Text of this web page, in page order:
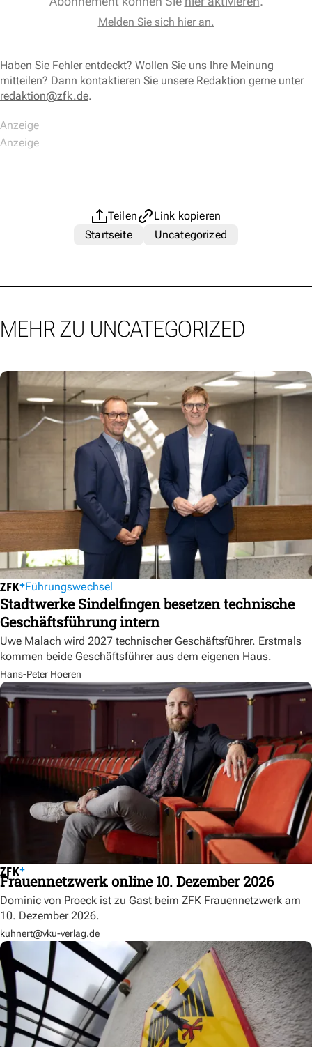
Melden Sie sich hier an.
Haben Sie Fehler entdeckt? Wollen Sie uns Ihre Meinung
mitteilen? Dann kontaktieren Sie unsere Redaktion gerne unter
redaktion@zfk.de.
Teilen
Link kopieren
Startseite
Uncategorized
MEHR ZU UNCATEGORIZED
Führungswechsel
Stadtwerke Sindelfingen besetzen technische
Geschäftsführung intern
Uwe Malach wird 2027 technischer Geschäftsführer. Erstmals
kommen beide Geschäftsführer aus dem eigenen Haus.
Hans-Peter Hoeren
Frauennetzwerk online 10. Dezember 2026
Dominic von Proeck ist zu Gast beim ZFK Frauennetzwerk am
10. Dezember 2026.
kuhnert@vku-verlag.de